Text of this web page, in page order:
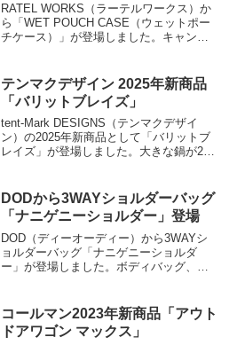
RATEL WORKS（ラーテルワークス）か
ら「WET POUCH CASE（ウェットポー
チケース）」が登場しました。キャンプ
りふきを、見た目を損なわず快適に持ち
運べるポーチです。詳細をレビューしま
す。
テンマクデザイン 2025年新商品
「バリットブレイズ」
tent-Mark DESIGNS（テンマクデザイ
ン）の2025年新商品として「バリットブ
レイズ」が登場しました。大きな鍋が2つ
灰受けを兼ね、熱から地面を傷めない構
造となっています。詳細をレビューしま
す。
DODから3WAYショルダーバッグ
「ナニゲニーショルダー」登場
DOD（ディーオーディー）から3WAYシ
ョルダーバッグ「ナニゲニーショルダ
ー」が登場しました。ボディバッグ、シ
キャンプから日常まで、幅広く使える万
能性が特徴です。詳細をレビューしま
す。
コールマン2023年新商品「アウト
ドアワゴン マックス」